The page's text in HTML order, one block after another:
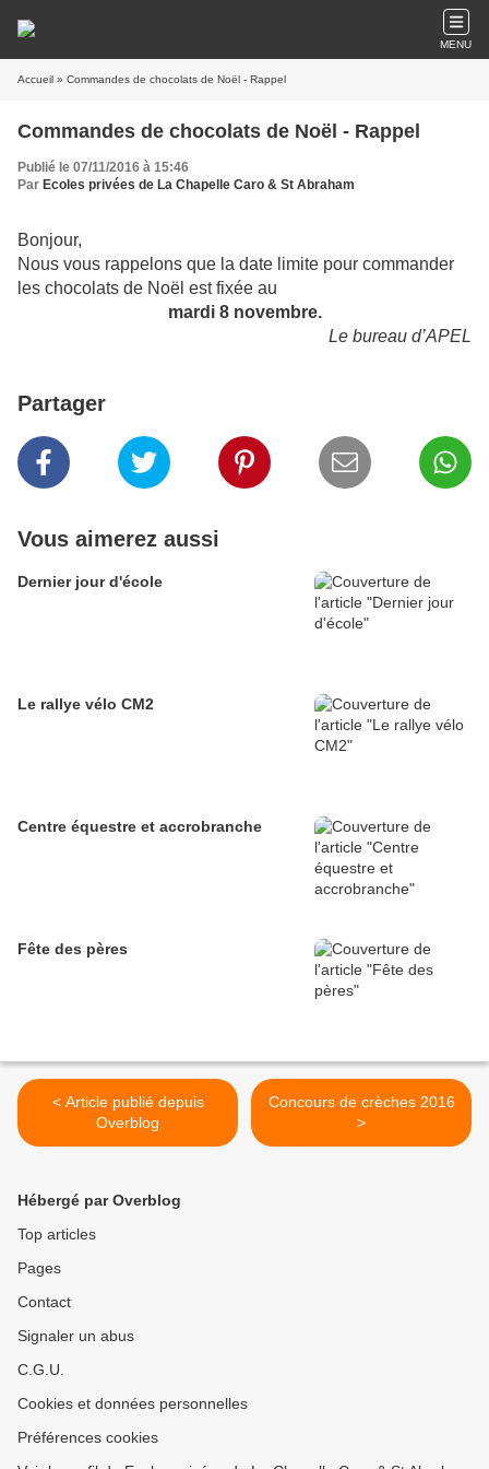
MENU
Accueil » Commandes de chocolats de Noël - Rappel
Commandes de chocolats de Noël - Rappel
Publié le 07/11/2016 à 15:46
Par Ecoles privées de La Chapelle Caro & St Abraham
Bonjour,
Nous vous rappelons que la date limite pour commander
les chocolats de Noël est fixée au
mardi 8 novembre.
Le bureau d’APEL
Partager
Vous aimerez aussi
Dernier jour d'école
Le rallye vélo CM2
Centre équestre et accrobranche
Fête des pères
< Article publié depuis
Overblog
Concours de crèches 2016
>
Hébergé par Overblog
Top articles
Pages
Contact
Signaler un abus
C.G.U.
Cookies et données personnelles
Préférences cookies